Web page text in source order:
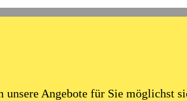
unsere Angebote für Sie möglichst